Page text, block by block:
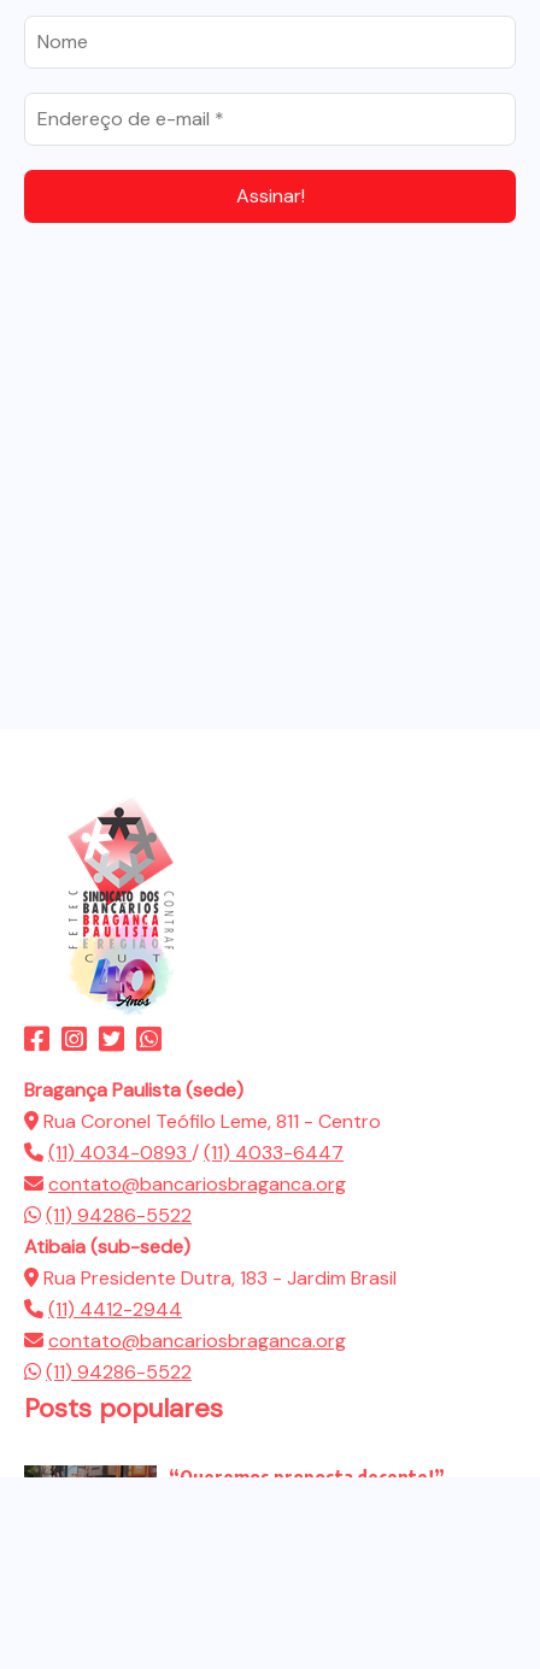
Bragança Paulista (sede)
Rua Coronel Teófilo Leme, 811 - Centro
(11) 4034-0893 /(11) 4033-6447
contato@bancariosbraganca.org
(11) 94286-5522
Atibaia (sub-sede)
Rua Presidente Dutra, 183 - Jardim Brasil
(11) 4412-2944
contato@bancariosbraganca.org
(11) 94286-5522
Posts populares
“Queremos proposta decente!”